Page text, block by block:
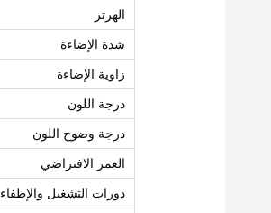
الهرتز
شدة الإضاءة
زاوية الإضاءة
درجة اللون
درجة وضوح اللون
العمر الافتراضي
دورات التشغيل والإطفاء